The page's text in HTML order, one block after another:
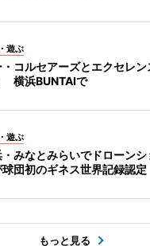
遊ぶ
・コルセアーズとエクセレ
横浜BUNTAIで
遊ぶ
・みなとみらいでドローン
球団初のギネス世界記録認定
もっと見る